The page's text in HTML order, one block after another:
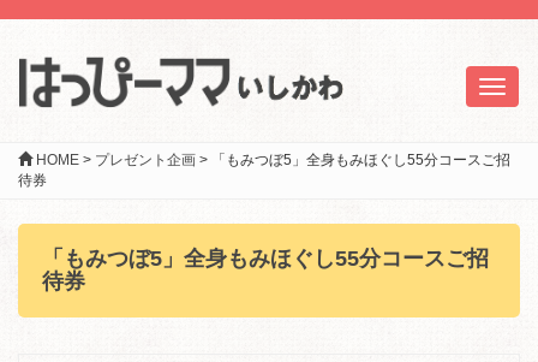
HOME > プレゼント企画 >
「もみつぼ5」全身もみほぐし55分コースご招
待券
「もみつぼ5」全身もみほぐし55分コースご招
待券